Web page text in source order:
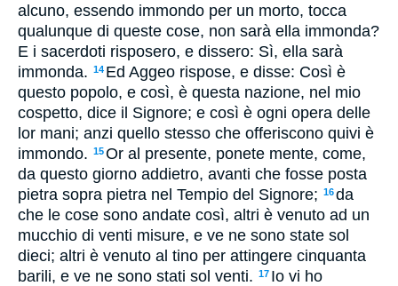
alcuno, essendo immondo per un morto, tocca
qualunque di queste cose, non sarà ella immonda?
E i sacerdoti risposero, e dissero: Sì, ella sarà
immonda. 14 Ed Aggeo rispose, e disse: Così è
questo popolo, e così, è questa nazione, nel mio
cospetto, dice il Signore; e così è ogni opera delle
lor mani; anzi quello stesso che offeriscono quivi è
immondo. 15Or al presente, ponete mente, come,
da questo giorno addietro, avanti che fosse posta
pietra sopra pietra nel Tempio del Signore; 16da
che le cose sono andate così, altri è venuto ad un
mucchio di venti misure, e ve ne sono state sol
dieci; altri è venuto al tino per attingere cinquanta
barili, e ve ne sono stati sol venti. 17 Io vi ho